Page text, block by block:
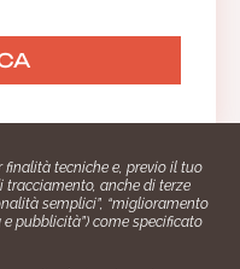
tecniche e, previo il tuo
tracciamento, anche di terze
semplici”, “miglioramento
e pubblicità”) come specificato